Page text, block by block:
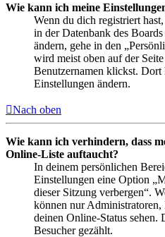
Wie kann ich meine
Wenn du dich registriert
in der Datenbank des
ändern, gehe in den
wird meist oben auf der
Benutzernamen klickst. Dort
Einstellungen ändern.
Nach oben
Wie kann ich verhindern, dass
Online-Liste auftaucht?
In deinem persönlichen
Einstellungen eine Option
dieser Sitzung verbergen“.
können nur
deinen Online-Status sehen.
Besucher gezählt.